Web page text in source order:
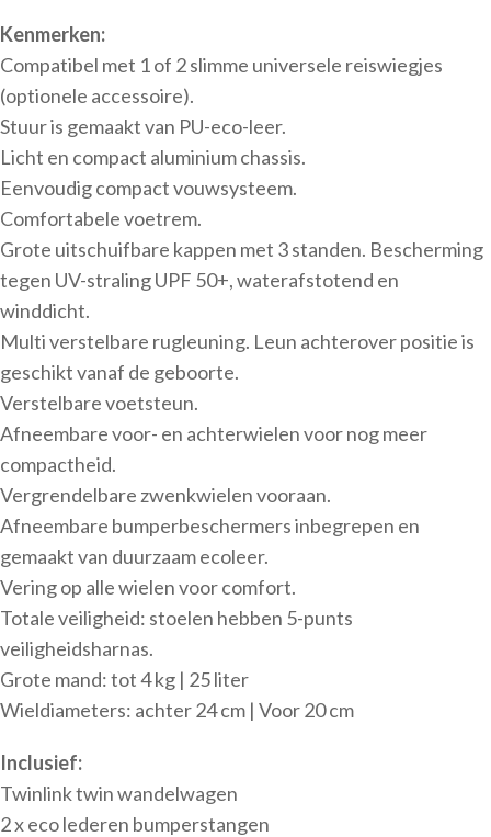
Kenmerken:
Compatibel met 1 of 2 slimme universele reiswiegjes
(optionele accessoire).
Stuur is gemaakt van PU-eco-leer.
Licht en compact aluminium chassis.
Eenvoudig compact vouwsysteem.
Comfortabele voetrem.
Grote uitschuifbare kappen met 3 standen. Bescherming
tegen UV-straling UPF 50+, waterafstotend en
winddicht.
Multi verstelbare rugleuning. Leun achterover positie is
geschikt vanaf de geboorte.
Verstelbare voetsteun.
Afneembare voor- en achterwielen voor nog meer
compactheid.
Vergrendelbare zwenkwielen vooraan.
Afneembare bumperbeschermers inbegrepen en
gemaakt van duurzaam ecoleer.
Vering op alle wielen voor comfort.
Totale veiligheid: stoelen hebben 5-punts
veiligheidsharnas.
Grote mand: tot 4 kg | 25 liter
Wieldiameters: achter 24 cm | Voor 20 cm
Inclusief:
Twinlink twin wandelwagen
2 x eco lederen bumperstangen